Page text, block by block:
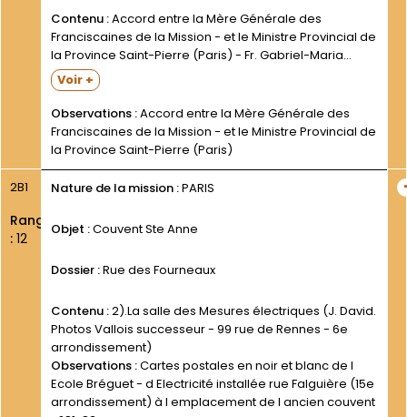
Contenu :Accord entre la Mère Générale des
Franciscaines de la Mission - et le Ministre Provincial de
la Province Saint-Pierre (Paris) - Fr. Gabriel-Maria
PORTÉ pour l installation d une petite communauté de
Soeurs en vue d assurer certains service au...
Voir +
Observations :Accord entre la Mère Générale des
Franciscaines de la Mission - et le Ministre Provincial de
la Province Saint-Pierre (Paris)
2B1
Rang
: 12
Nature de la mission :PARIS
Objet :Couvent Ste Anne
Dossier :Rue des Fourneaux
Contenu :2).La salle des Mesures électriques (J. David.
Photos Vallois successeur - 99 rue de Rennes - 6e
arrondissement)
Observations :Cartes postales en noir et blanc de l
Ecole Bréguet - d Electricité installée rue Falguière (15e
arrondissement) à l emplacement de l ancien couvent